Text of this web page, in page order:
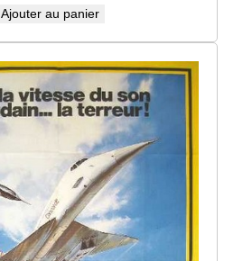
Ajouter au panier